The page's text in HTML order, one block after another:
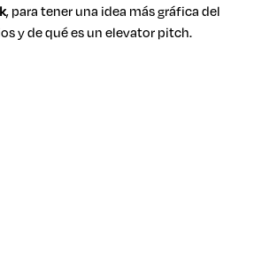
, para tener una idea más gráfica del
y de qué es un elevator pitch.